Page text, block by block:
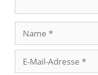
Mail-